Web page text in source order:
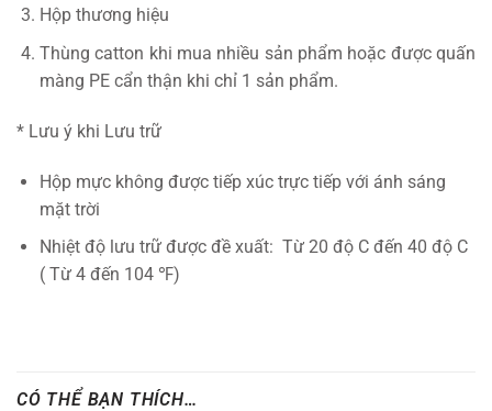
Hộp thương hiệu
Thùng catton khi mua nhiều sản phẩm hoặc được quấn
màng PE cẩn thận khi chỉ 1 sản phẩm.
* Lưu ý khi Lưu trữ
Hộp mực không được tiếp xúc trực tiếp với ánh sáng
mặt trời
Nhiệt độ lưu trữ được đề xuất: Từ 20 độ C đến 40 độ C
( Từ 4 đến 104 ℉)
CÓ THỂ BẠN THÍCH…